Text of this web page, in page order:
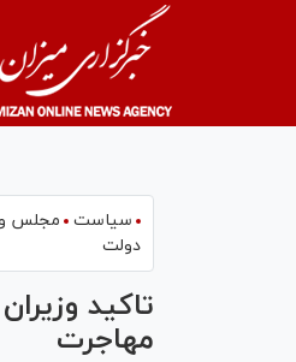
سیاست
مجلس
دولت
تاکید
مهاجرت